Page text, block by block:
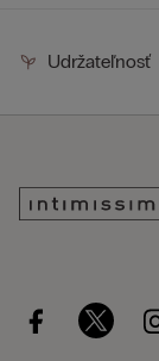
Udržateľnosť